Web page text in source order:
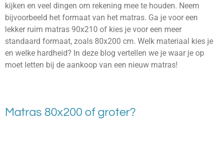
kijken en veel dingen om rekening mee te houden. Neem
bijvoorbeeld het formaat van het matras. Ga je voor een
lekker ruim matras 90x210 of kies je voor een meer
standaard formaat, zoals 80x200 cm. Welk materiaal kies je
en welke hardheid? In deze blog vertellen we je waar je op
moet letten bij de aankoop van een nieuw matras!
Matras 80x200 of groter?